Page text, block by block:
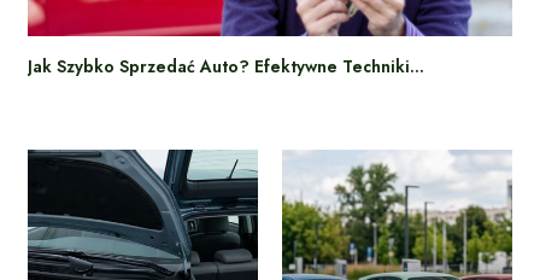
Jak Szybko Sprzedać Auto? Efektywne Techniki…